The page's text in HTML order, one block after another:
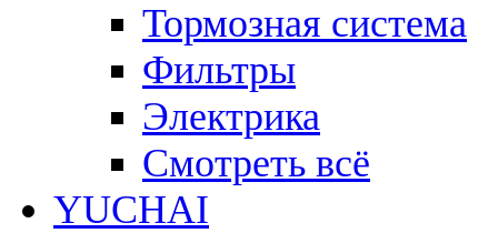
Тормозная система
Фильтры
Электрика
Смотреть всё
YUCHAI